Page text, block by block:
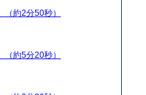
（約2分50秒）
（約5分20秒）